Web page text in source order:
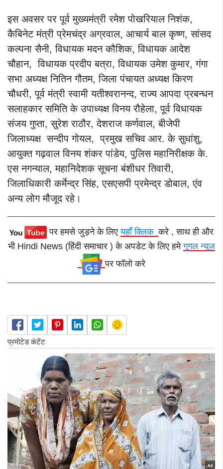
इस अवसर पर पूर्व मुख्यमंत्री रमेश पोखरियाल निशंक,
कैबिनेट मंत्री प्रेमचंद्र अग्रवाल, आचार्य बाल कृष्ण, सांसद
कल्पना सैनी, विधायक मदन कौशिक, विधायक आदेश
चौहान, विधायक प्रदीप बत्रा, विधायक उमेश कुमार, गंगा
सभा अध्यक्ष नितिन गौतम, जिला पंचायत अध्यक्ष किरण
चौधरी, पूर्व मंत्री स्वामी यतीश्वरानन्द, राज्य आपदा प्रबन्धन
सलाहकार समिति के उपाध्यक्ष विनय रौहेला, पूर्व विधायक
संजय गुप्ता, सुरेश राठौर, देशराज कर्णवाल, बीजेपी
जिलाध्यक्ष सन्दीप गोयल, प्रमुख सचिव आर. के सुधांशु,
आयुक्त गढ़वाल विनय शंकर पांडेय, पुलिस महानिरीक्षक के.
एस नगन्याल, महानिदेशक सूचना बंशीधर तिवारी,
जिलाधिकारी कर्मेन्द्र सिंह, एसएसपी प्रमेन्द्र डोबाल, एंव
अन्य लोग मौजूद रहे।
पर हमसे जुड़ने के लिएयहाँ क्लिककरे , साथ ही और
भी Hindi News (हिंदी समाचार ) के अपडेट के लिए हमेगूगल न्यूज़
पर फॉलो करे